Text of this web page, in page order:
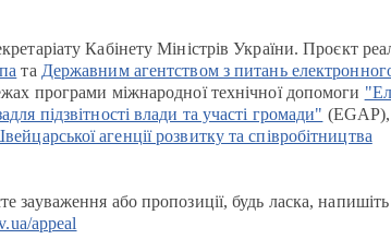
Кабінету Міністрів України. Проєкт
та Державним агентством з питань
програми міжнародної технічної допомоги
підзвітності влади та участі громади" (EGAP),
агенції розвитку та співробітництва
зауваження або пропозиції, будь ласка,
appeal